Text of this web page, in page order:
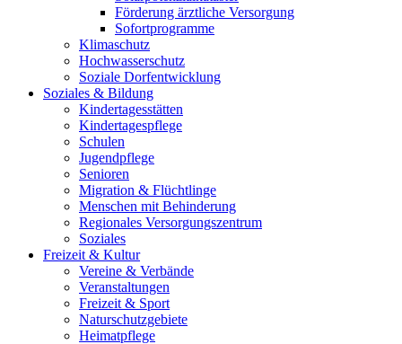
Förderung ärztliche Versorgung
Sofortprogramme
Klimaschutz
Hochwasserschutz
Soziale Dorfentwicklung
Soziales & Bildung
Kindertagesstätten
Kindertagespflege
Schulen
Jugendpflege
Senioren
Migration & Flüchtlinge
Menschen mit Behinderung
Regionales Versorgungszentrum
Soziales
Freizeit & Kultur
Vereine & Verbände
Veranstaltungen
Freizeit & Sport
Naturschutzgebiete
Heimatpflege